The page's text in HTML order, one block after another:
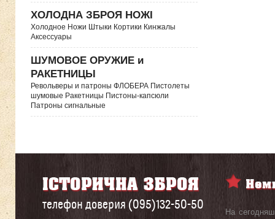
ХОЛОДНА ЗБРОЯ НОЖІ
Холодное Ножи Штыки Кортики Кинжалы
Аксессуары
ШУМОВОЕ ОРУЖИЕ и
РАКЕТНИЦЫ
Револьверы и патроны ФЛОБЕРА Пистолеты
шумовые Ракетницы Пистоны-капсюли
Патроны сигнальные
телефон доверия (095)132-50-50
На